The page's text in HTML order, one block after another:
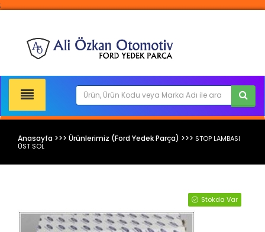
;
Anasayfa >>> Ürünlerimiz (Ford Yedek Parça) >>> STOP LAMBASI
ÜST SOL
Stokda Var